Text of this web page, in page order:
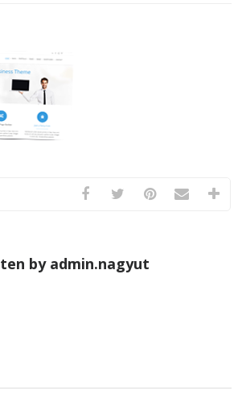
by admin.nagyut